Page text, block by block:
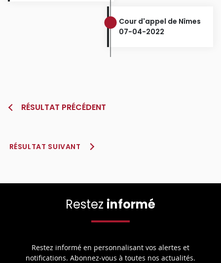
Cour d'appel de Nîmes
07-04-2022
RÉSULTAT PRÉCÉDENT
RÉSULTAT SUIVANT
Restez informé
Restez informé en personnalisant vos alertes et
notifications. Abonnez-vous à toutes nos actualités.